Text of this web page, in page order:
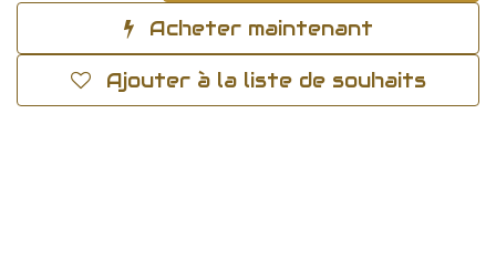
Acheter maintenant
Ajouter à la liste de souhaits